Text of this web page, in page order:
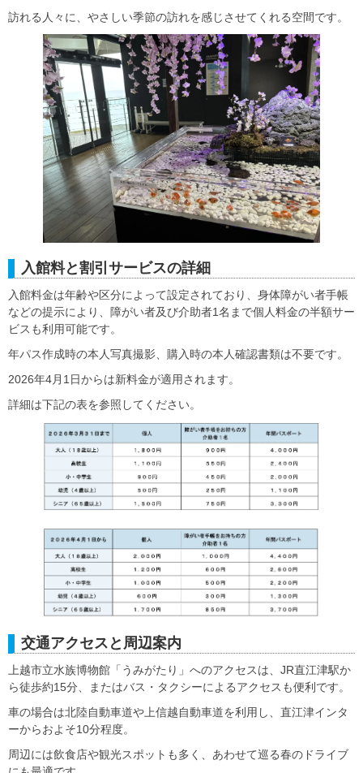
訪れる人々に、やさしい季節の訪れを感じさせてくれる空間です。
入館料と割引サービスの詳細
入館料金は年齢や区分によって設定されており、身体障がい者手帳
などの提示により、障がい者及び介助者1名まで個人料金の半額サー
ビスも利用可能です。
年パス作成時の本人写真撮影、購入時の本人確認書類は不要です。
2026年4月1日からは新料金が適用されます。
詳細は下記の表を参照してください。
交通アクセスと周辺案内
上越市立水族博物館「うみがたり」へのアクセスは、JR直江津駅か
ら徒歩約15分、またはバス・タクシーによるアクセスも便利です。
車の場合は北陸自動車道や上信越自動車道を利用し、直江津インタ
ーからおよそ10分程度。
周辺には飲食店や観光スポットも多く、あわせて巡る春のドライブ